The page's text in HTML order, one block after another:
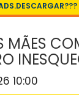
MÃES
10:00